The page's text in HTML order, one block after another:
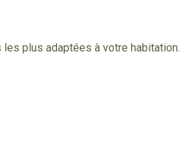
plus adaptées à votre habitation.